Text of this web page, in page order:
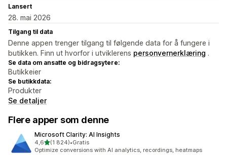
Lansert
28. mai 2026
Tilgang til data
Denne appen trenger tilgang til følgende data for å fungere i
butikken. Finn ut hvorfor i utviklerens personvernerklæring .
Se data om ansatte og bidragsytere:
Butikkeier
Se butikkdata:
Produkter
Se detaljer
Flere apper som denne
Microsoft Clarity: AI Insights
4,6av 5 stjerner
(1 824)
Totalt 1824 omtaler
•Gratis
Optimize conversions with AI analytics, recordings, heatmaps